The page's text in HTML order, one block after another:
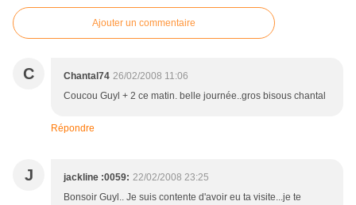
Ajouter un commentaire
C Chantal74 26/02/2008 11:06
Coucou Guyl + 2 ce matin. belle journée..gros bisous chantal
Répondre
J jackline :0059: 22/02/2008 23:25
Bonsoir Guyl.. Je suis contente d'avoir eu ta visite...je te